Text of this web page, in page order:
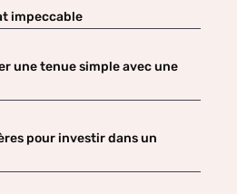
impeccable
une tenue simple avec une
pour investir dans un